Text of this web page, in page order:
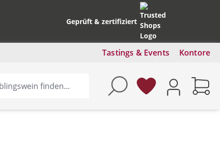
Geprüft & zertifiziert
Tastings & Events Kontore